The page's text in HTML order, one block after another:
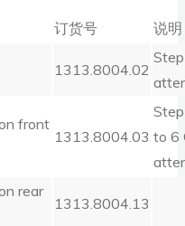
订货号 说明
1313.8004.02
front
1313.8004.03 to 6
rear
1313.8004.13